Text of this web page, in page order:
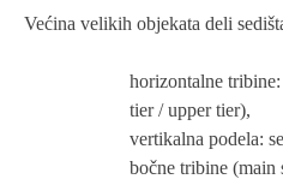
Većina velikih objekata deli
horizontalne
tier / upper tier),
vertikalna podela:
bočne tribine (main